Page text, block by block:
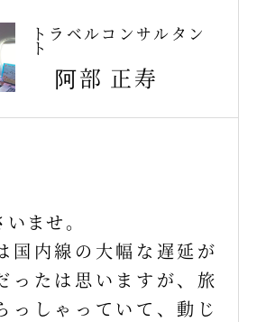
トラベルコンサルタン
ト
阿部 正寿
ませ。
国内線の大幅な遅延が
ったは思いますが、旅
っしゃっていて、動じ